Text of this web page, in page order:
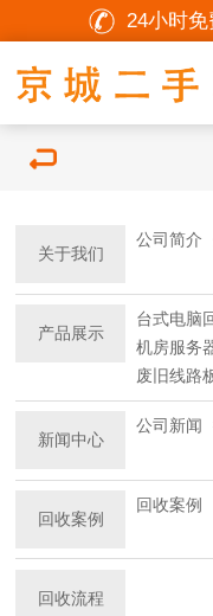
24小时免
关于我们
公司简介
产品展示
台式电脑
机房服务
废旧线路
新闻中心
公司新闻
回收案例
回收案例
回收流程